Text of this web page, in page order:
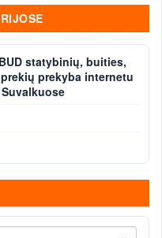
statybinių, buities,
prekyba internetu